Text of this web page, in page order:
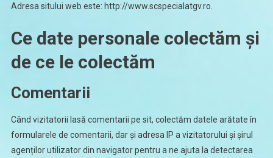
Adresa sitului web este: http://www.scspecialatgv.ro.
Ce date personale colectăm și
de ce le colectăm
Comentarii
Când vizitatorii lasă comentarii pe sit, colectăm datele arătate în
formularele de comentarii, dar și adresa IP a vizitatorului și șirul
agenților utilizator din navigator pentru a ne ajuta la detectarea